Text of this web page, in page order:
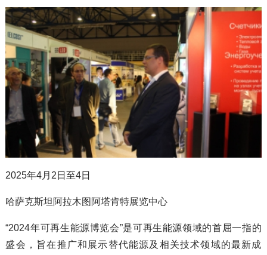
2025年4月2日至4日
哈萨克斯坦阿拉木图阿塔肯特展览中心
“2024年可再生能源博览会”是可再生能源领域的首屈一指的
盛会，旨在推广和展示替代能源及相关技术领域的最新成